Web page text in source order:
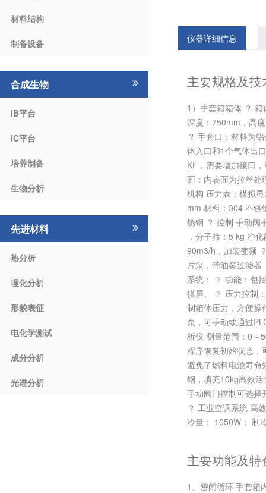
材料结构
制备设备
合成生物
IB平台
IC平台
培养制备
生物分析
先进材料
热分析
理化分析
形貌表征
电化学测试
成分分析
光谱分析
仪器详细信息
主要规格及技
1）手套箱箱体 ？
深度：750mm，高
？ 手套口：材料为
体入口和1个气体出
KF，需要增加接口
面：内表面为拉丝处
机构 压力表：模拟
mm 材料：304 不锈
锈钢 ？ 控制 手动阀
，分子筛：5 kg 净
90m3/h，加装变频
片泵，带油雾过滤
系统： ？ 功能：包
摸屏。 ？ 压力控制
制箱体压力，方便操
泵，可手动或通过
析仪 测量范围：0～
程序恢复初始状态，
避免了燃料电池寿
钢，填充10kg高效
手动阀门控制可选择
？ 工业空调系统 高
冷量： 1050W； 制
主要功能及特
1、密闭循环 手套箱